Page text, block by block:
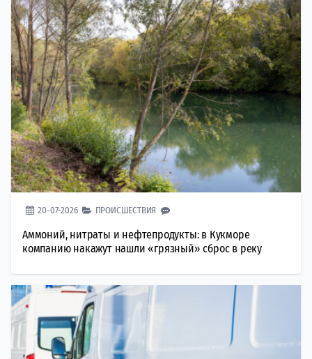
20-07-2026 ПРОИСШЕСТВИЯ
Аммоний, нитраты и нефтепродукты: в Кукморе
компанию накажут нашли «грязный» сброс в реку